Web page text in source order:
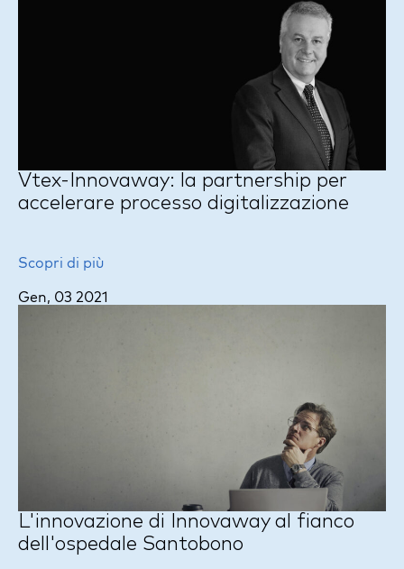
Vtex-Innovaway: la partnership per
accelerare processo digitalizzazione
Scopri di più
Gen, 03 2021
L'innovazione di Innovaway al fianco
dell'ospedale Santobono